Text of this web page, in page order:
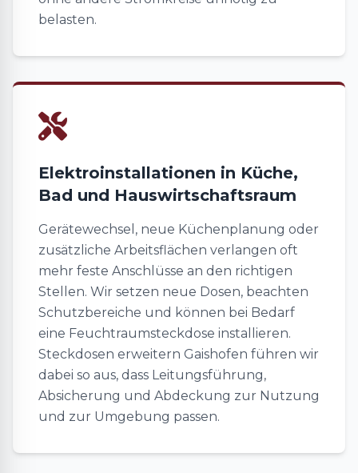
belasten.
Elektroinstallationen in Küche,
Bad und Hauswirtschaftsraum
Gerätewechsel, neue Küchenplanung oder
zusätzliche Arbeitsflächen verlangen oft
mehr feste Anschlüsse an den richtigen
Stellen. Wir setzen neue Dosen, beachten
Schutzbereiche und können bei Bedarf
eine Feuchtraumsteckdose installieren.
Steckdosen erweitern Gaishofen führen wir
dabei so aus, dass Leitungsführung,
Absicherung und Abdeckung zur Nutzung
und zur Umgebung passen.